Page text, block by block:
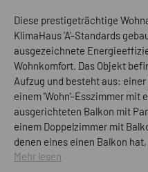
Diese prestigeträchtige
KlimaHaus 'A'-Standards
ausgezeichnete
Wohnkomfort. Das Objekt
Aufzug und besteht aus:
einem 'Wohn'-Esszimmer mit
ausgerichteten Balkon mit
einem Doppelzimmer mit
denen eines einen Balkon
Fenster und einem
Mehr lesen